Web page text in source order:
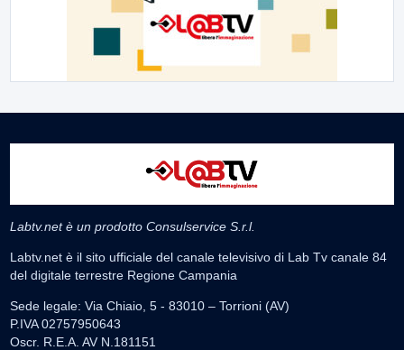
Labtv.net è un prodotto Consulservice S.r.l.
Labtv.net è il sito ufficiale del canale televisivo di Lab Tv canale 84
del digitale terrestre Regione Campania
Sede legale: Via Chiaio, 5 - 83010 – Torrioni (AV)
P.IVA 02757950643
Oscr. R.E.A. AV N.181151